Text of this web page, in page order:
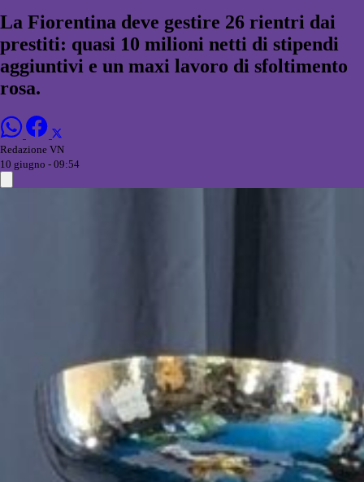
La Fiorentina deve gestire 26 rientri dai
prestiti: quasi 10 milioni netti di stipendi
aggiuntivi e un maxi lavoro di sfoltimento
rosa.
Redazione VN
10 giugno - 09:54